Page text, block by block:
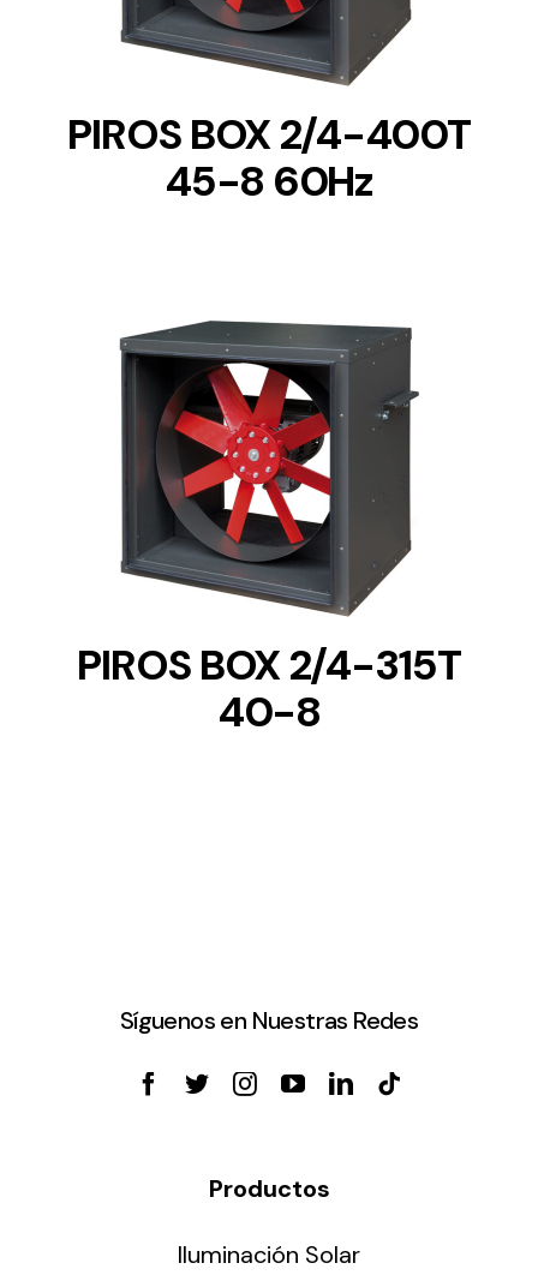
PIROS BOX 2/4-400T
45-8 60Hz
DETAILS
PIROS BOX 2/4-315T
40-8
Síguenos en Nuestras Redes
Productos
Iluminación Solar